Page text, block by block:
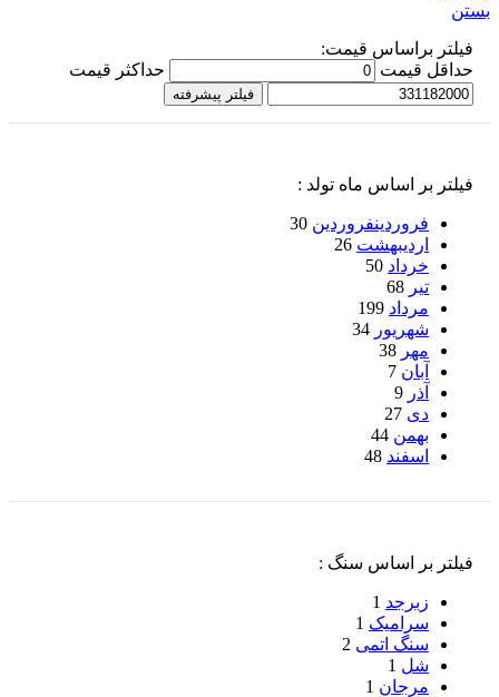
بستن
فیلتر براساس قیمت:
حداقل قیمت
حداكثر قيمت
فیلتر پیشرفته
فیلتر بر اساس ماه تولد :
فروردینفروردین 30
اردیبهشت 26
خرداد 50
تیر 68
مرداد 199
شهریور 34
مهر 38
آبان 7
آذر 9
دی 27
بهمن 44
اسفند 48
فیلتر بر اساس سنگ :
زبرجد 1
سرامیک 1
سنگ اتمی 2
شل 1
مرجان 1